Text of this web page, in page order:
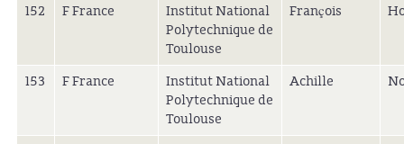
152 F France
Institut National
Polytechnique de
Toulouse
François
153 F France
Institut National
Polytechnique de
Toulouse
Achille